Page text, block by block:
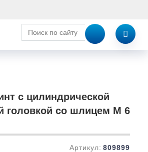
с цилиндрической
головкой со шлицем M 6
Артикул: 809899